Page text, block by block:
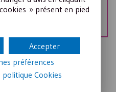
associative adopter ?
association ?
» présent en pied
Accepter
préférences
politiqueCookies